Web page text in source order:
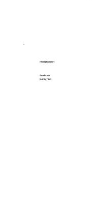
רשתות חברתיות
Facebook
Instagram